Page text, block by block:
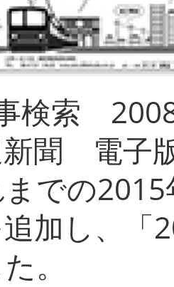
検索
聞 電子
での
追加し、「
し